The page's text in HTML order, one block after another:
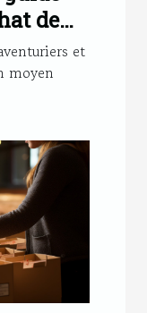
de
et
moyen